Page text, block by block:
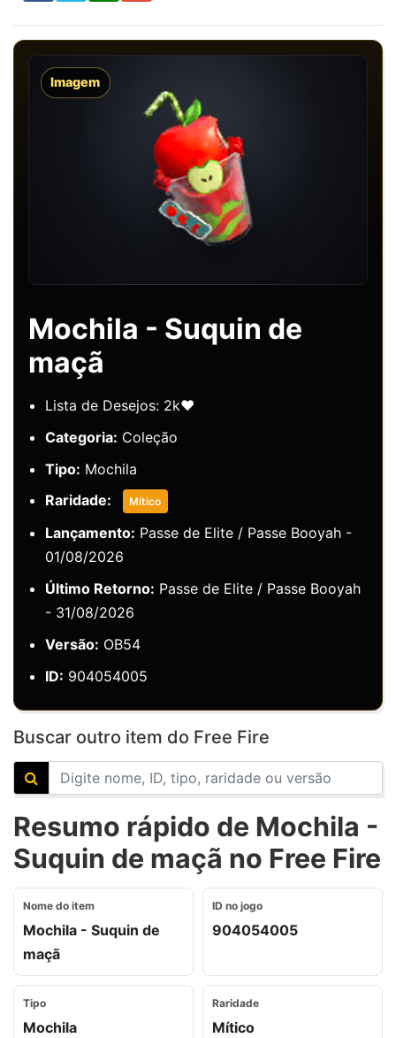
Imagem
Mochila - Suquin de
maçã
Lista de Desejos: 2k❤️
Categoria: Coleção
Tipo: Mochila
Raridade:
Mítico
Lançamento: Passe de Elite / Passe Booyah -
01/08/2026
Último Retorno: Passe de Elite / Passe Booyah
- 31/08/2026
Versão: OB54
ID: 904054005
Buscar outro item do Free Fire
Resumo rápido de Mochila -
Suquin de maçã no Free Fire
Nome do item
Mochila - Suquin de
maçã
ID no jogo
904054005
Tipo
Mochila
Raridade
Mítico